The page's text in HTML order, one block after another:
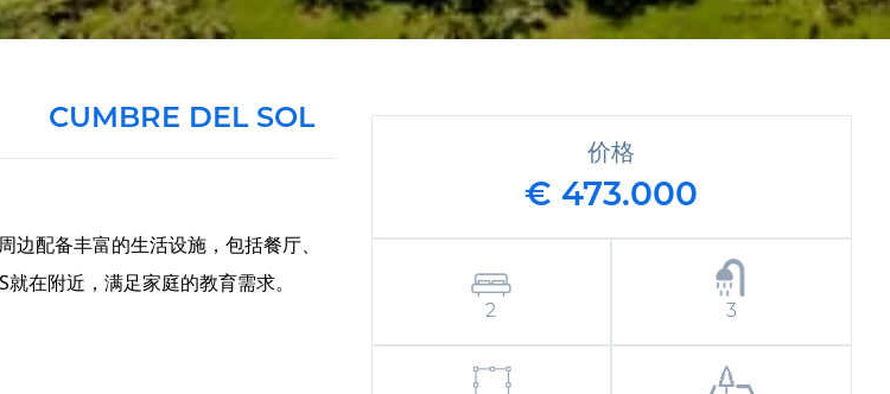
CUMBRE DEL SOL
配备丰富的生活设施，包括餐厅、
在附近，满足家庭的教育需求。
价格
€ 473.000
2 3